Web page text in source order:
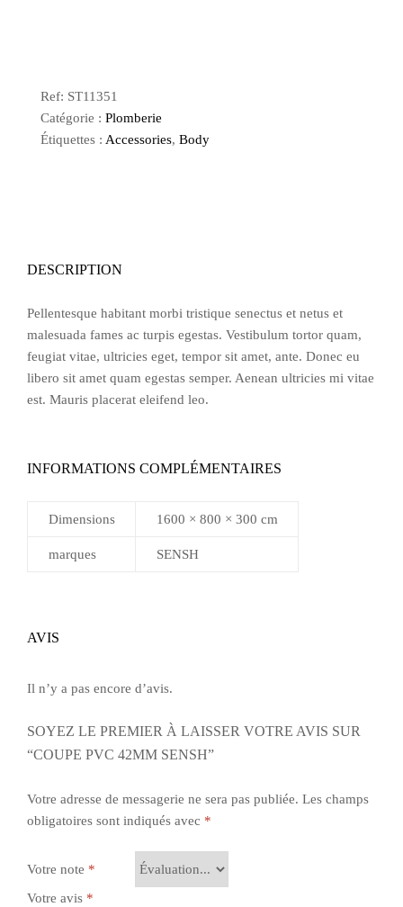
Ref: ST11351
Catégorie : Plomberie
Étiquettes : Accessories, Body
DESCRIPTION
Pellentesque habitant morbi tristique senectus et netus et
malesuada fames ac turpis egestas. Vestibulum tortor quam,
feugiat vitae, ultricies eget, tempor sit amet, ante. Donec eu
libero sit amet quam egestas semper. Aenean ultricies mi vitae
est. Mauris placerat eleifend leo.
INFORMATIONS COMPLÉMENTAIRES
Dimensions 1600 × 800 × 300 cm
marques SENSH
AVIS
Il n’y a pas encore d’avis.
SOYEZ LE PREMIER À LAISSER VOTRE AVIS SUR
“COUPE PVC 42MM SENSH”
Votre adresse de messagerie ne sera pas publiée. Les champs
obligatoires sont indiqués avec *
Votre note *
Votre avis *